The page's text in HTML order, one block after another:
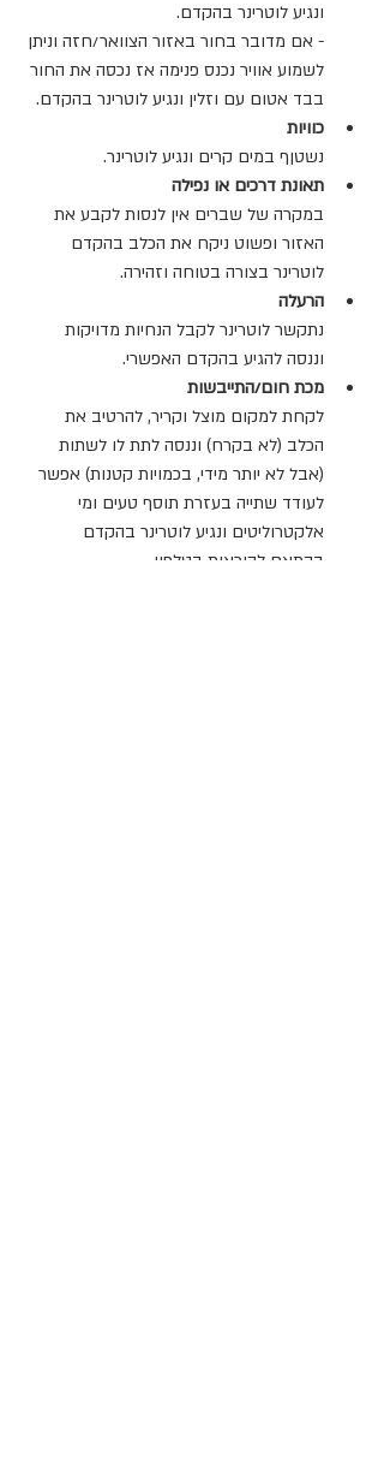
ונגיע לוטרינר בהקדם.
- אם מדובר בחור באזור הצוואר/חזה וניתן
לשמוע אוויר נכנס פנימה אז נכסה את החור
בבד אטום עם וזלין ונגיע לוטרינר בהקדם.
כוויות
נשטןף במים קרים ונגיע לוטרינר.
תאונת דרכים או נפילה
במקרה של שברים אין לנסות לקבע את
האזור ופשוט ניקח את הכלב בהקדם
לוטרינר בצורה בטוחה וזהירה.
הרעלה
נתקשר לוטרינר לקבל הנחיות מדויקות
וננסה להגיע בהקדם האפשרי.
מכת חום/התייבשות
לקחת למקום מוצל וקריר, להרטיב את
הכלב (לא בקרח) וננסה לתת לו לשתות
(אבל לא יותר מידי, בכמויות קטנות) אפשר
לעודד שתייה בעזרת תוסף טעים ומי
אלקטרוליטים ונגיע לוטרינר בהקדם
בהתאם להוראות בטלפון.